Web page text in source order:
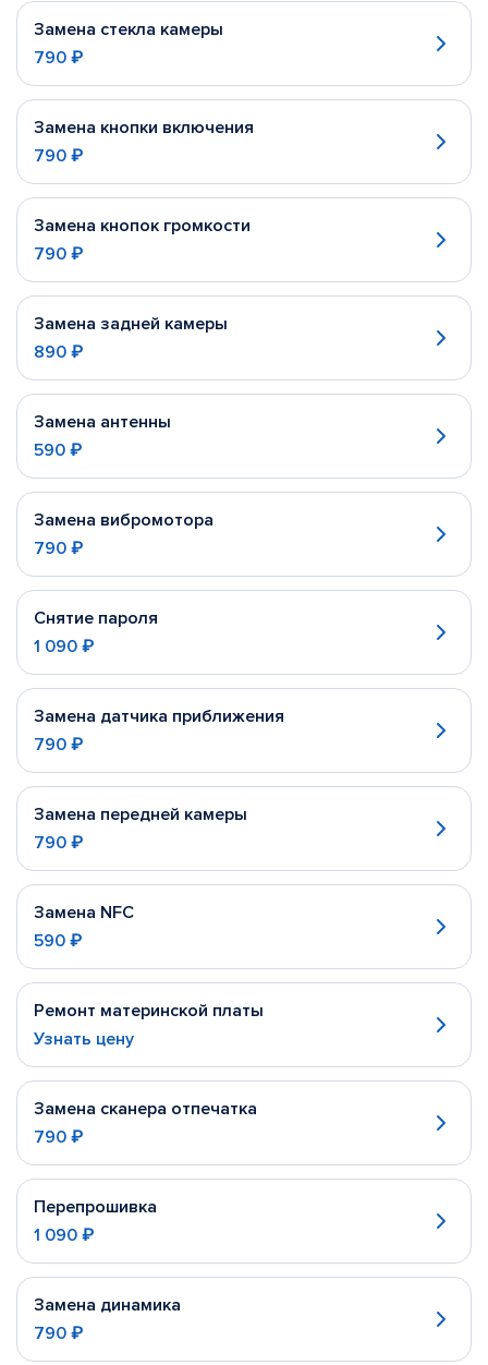
Замена стекла камеры
790 ₽
Замена кнопки включения
790 ₽
Замена кнопок громкости
790 ₽
Замена задней камеры
890 ₽
Замена антенны
590 ₽
Замена вибромотора
790 ₽
Снятие пароля
1 090 ₽
Замена датчика приближения
790 ₽
Замена передней камеры
790 ₽
Замена NFC
590 ₽
Ремонт материнской платы
Узнать цену
Замена сканера отпечатка
790 ₽
Перепрошивка
1 090 ₽
Замена динамика
790 ₽